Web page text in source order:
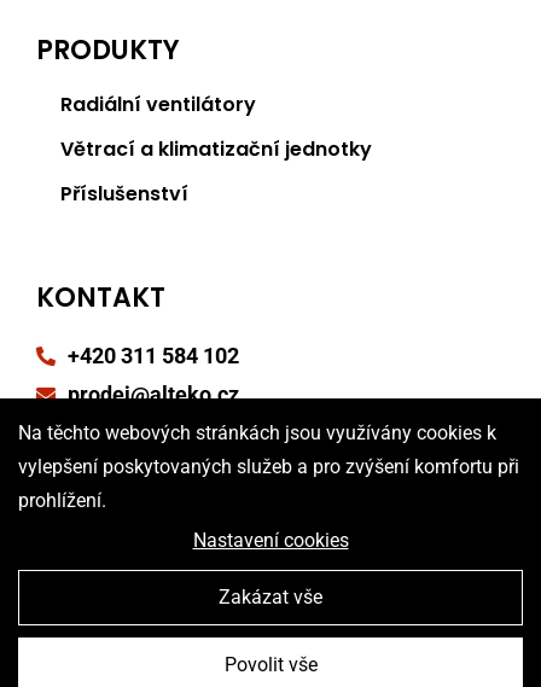
PRODUKTY
Radiální ventilátory
Větrací a klimatizační jednotky
Příslušenství
KONTAKT
+420 311 584 102
prodej@alteko.cz
Reklamační formulář
Poptávkový formulář
Na těchto webových stránkách jsou využívány cookies k
vylepšení poskytovaných služeb a pro zvýšení komfortu při
prohlížení.
Nastavení cookies
Zakázat vše
Povolit vše